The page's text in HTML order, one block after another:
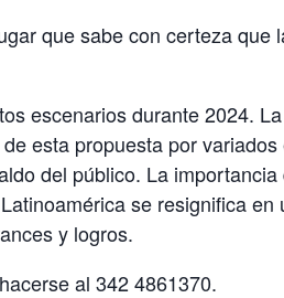
que sabe con certeza que
escenarios durante 2024.
esta propuesta por
del público. La
se resignifica en
y logros.
al 342 4861370.